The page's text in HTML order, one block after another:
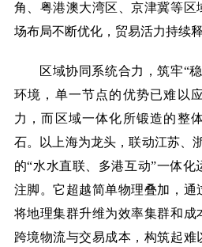
角、粤港澳大湾区、京津冀等区
场布局不断优化，贸易活力持续释
区域协同系统合力，筑牢“
环境，单一节点的优势已难以
力，而区域一体化所锻造的整
石。以上海为龙头，联动江苏、
的“水水直联、多港互动”一体
注脚。它超越简单物理叠加，通
将地理集群升维为效率集群和成
跨境物流与交易成本，构筑起难